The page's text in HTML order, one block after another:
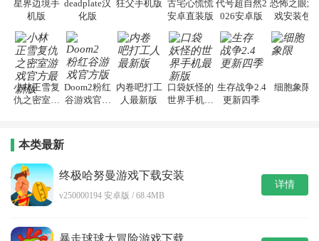
星界边境手
机版
deadplate汉
化版
狂父手机版 古宅心慌慌
安卓直装版
代号超自然2
026安卓版
恐怖之眼游
戏安装包
小林正雪复
仇之密室游
Doom2粉红
谷游戏官方
内卷吧打工
人最新版
口袋妖怪的
世界手机最
生存战争2.4
更新四季
细胞象限
本类最新
终极哈努曼游戏下载安装
v250000194 安卓版 / 68.4MB
详情
暴走球球大冒险游戏下载